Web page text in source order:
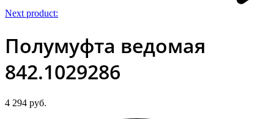
Next product:
Полумуфта ведомая
842.1029286
4 294 руб.